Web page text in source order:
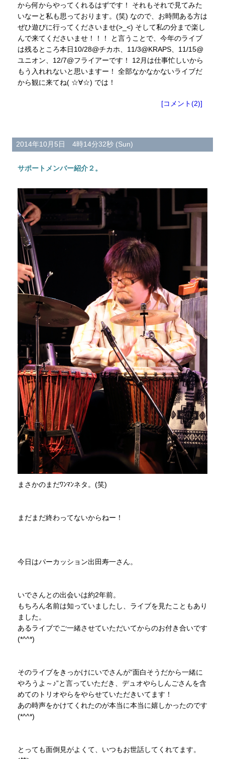
から何からやってくれるはずです！ それもそれで見てみた
いなーと私も思っております。(笑) なので、お時間ある方は
ぜひ遊びに行ってくださいませ(>_<) そして私の分まで楽し
んで来てくださいませ！！！ と言うことで、今年のライブ
は残るところ本日10/28@チカホ、11/3@KRAPS、11/15@
ユニオン、12/7@フライアーです！ 12月は仕事忙しいから
もう入れれないと思いますー！ 全部なかなかないライブだ
から観に来てね( ☆∀☆) では！
[コメント(2)]
2014年10月5日 4時14分32秒 (Sun)
サポートメンバー紹介２。
まさかのまだﾜﾝﾏﾝネタ。(笑)
まだまだ終わってないからねー！
今日はパーカッション出田寿一さん。
いでさんとの出会いは約2年前。
もちろん名前は知っていましたし、ライブを見たこともあり
ました。
あるライブでご一緒させていただいてからのお付き合いです
(*^^*)
そのライブをきっかけにいでさんが“面白そうだから一緒に
やろうよ～♪”と言っていただき、デュオやらしんごさんを含
めてのトリオやらをやらせていただきいてます！
あの時声をかけてくれたのが本当に本当に嬉しかったのです
(*^^*)
とっても面倒見がよくて、いつもお世話してくれてます。